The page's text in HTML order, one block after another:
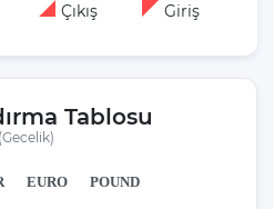
Çıkış Giriş
Tablosu
(Gecelik)
EURO POUND